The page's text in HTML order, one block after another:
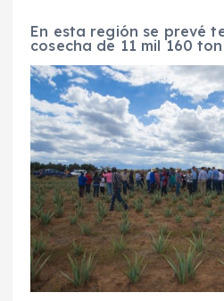
En esta región se prevé
cosecha de 11 mil 160